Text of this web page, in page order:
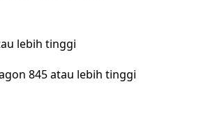
lebih tinggi
845 atau lebih tinggi